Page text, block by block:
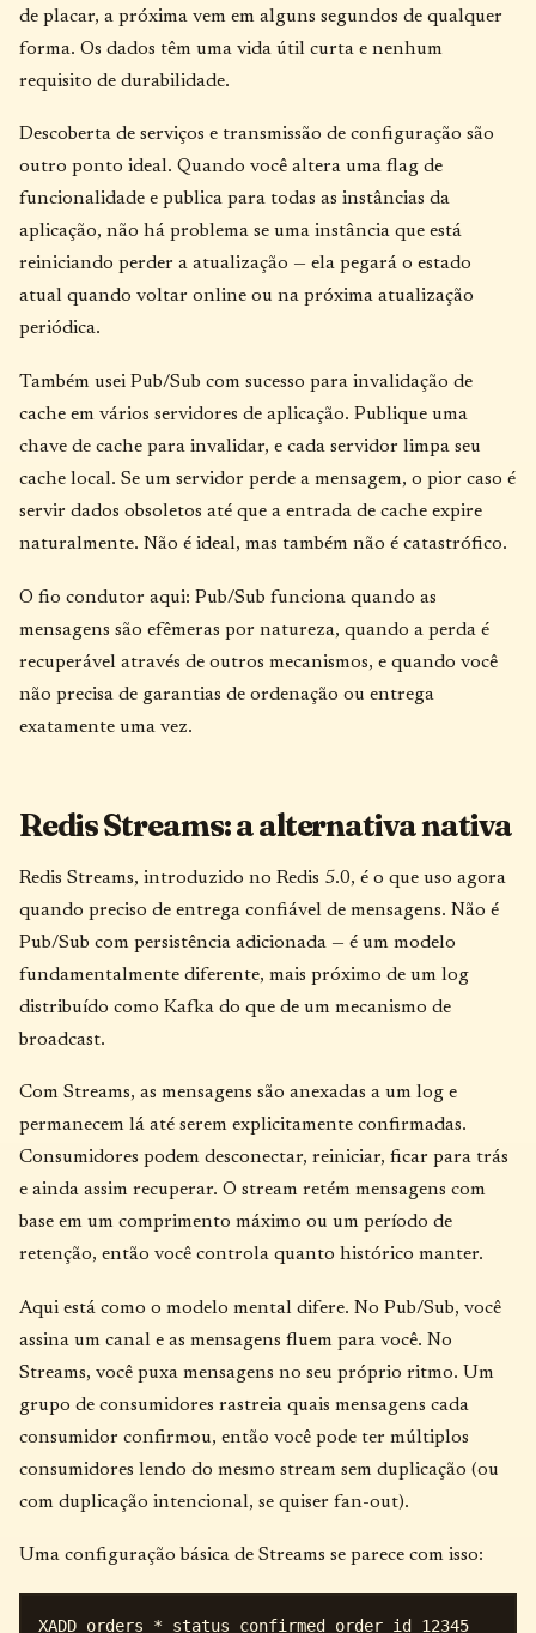
de placar, a próxima vem em alguns segundos de qualquer
forma. Os dados têm uma vida útil curta e nenhum
requisito de durabilidade.
Descoberta de serviços e transmissão de configuração são
outro ponto ideal. Quando você altera uma flag de
funcionalidade e publica para todas as instâncias da
aplicação, não há problema se uma instância que está
reiniciando perder a atualização — ela pegará o estado
atual quando voltar online ou na próxima atualização
periódica.
Também usei Pub/Sub com sucesso para invalidação de
cache em vários servidores de aplicação. Publique uma
chave de cache para invalidar, e cada servidor limpa seu
cache local. Se um servidor perde a mensagem, o pior caso é
servir dados obsoletos até que a entrada de cache expire
naturalmente. Não é ideal, mas também não é catastrófico.
O fio condutor aqui: Pub/Sub funciona quando as
mensagens são efêmeras por natureza, quando a perda é
recuperável através de outros mecanismos, e quando você
não precisa de garantias de ordenação ou entrega
exatamente uma vez.
Redis Streams: a alternativa nativa
Redis Streams, introduzido no Redis 5.0, é o que uso agora
quando preciso de entrega confiável de mensagens. Não é
Pub/Sub com persistência adicionada — é um modelo
fundamentalmente diferente, mais próximo de um log
distribuído como Kafka do que de um mecanismo de
broadcast.
Com Streams, as mensagens são anexadas a um log e
permanecem lá até serem explicitamente confirmadas.
Consumidores podem desconectar, reiniciar, ficar para trás
e ainda assim recuperar. O stream retém mensagens com
base em um comprimento máximo ou um período de
retenção, então você controla quanto histórico manter.
Aqui está como o modelo mental difere. No Pub/Sub, você
assina um canal e as mensagens fluem para você. No
Streams, você puxa mensagens no seu próprio ritmo. Um
grupo de consumidores rastreia quais mensagens cada
consumidor confirmou, então você pode ter múltiplos
consumidores lendo do mesmo stream sem duplicação (ou
com duplicação intencional, se quiser fan-out).
Uma configuração básica de Streams se parece com isso: